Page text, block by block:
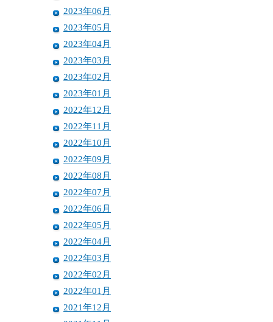
2023年06月
2023年05月
2023年04月
2023年03月
2023年02月
2023年01月
2022年12月
2022年11月
2022年10月
2022年09月
2022年08月
2022年07月
2022年06月
2022年05月
2022年04月
2022年03月
2022年02月
2022年01月
2021年12月